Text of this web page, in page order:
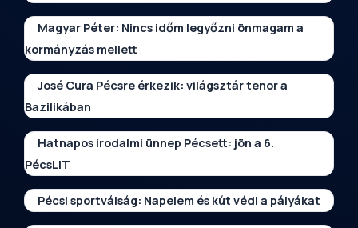
Magyar Péter: Nincs időm legyőzni önmagam a
kormányzás mellett
José Cura Pécsre érkezik: világsztár tenor a
Bazilikában
Hatnapos irodalmi ünnep Pécsett: jön a 6.
PécsLIT
Pécsi sportválság: Napelem és kút védi a pályákat